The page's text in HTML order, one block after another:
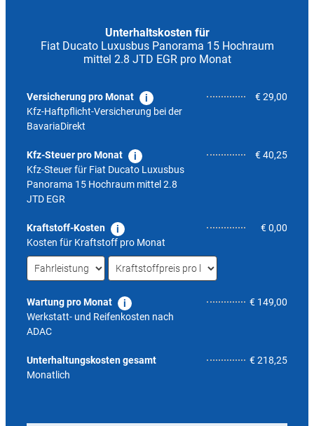
Unterhaltskosten für
Fiat Ducato Luxusbus Panorama 15 Hochraum
mittel 2.8 JTD EGR pro Monat
Versicherung pro Monat
Kfz-Haftpflicht-Versicherung bei der
BavariaDirekt
€ 29,00
Kfz-Steuer pro Monat
Kfz-Steuer für Fiat Ducato Luxusbus
Panorama 15 Hochraum mittel 2.8
JTD EGR
€ 40,25
Kraftstoff-Kosten
Kosten für Kraftstoff pro Monat
€ 0,00
Wartung pro Monat
Werkstatt- und Reifenkosten nach
ADAC
€ 149,00
Unterhaltungskosten gesamt
Monatlich
€ 218,259,6